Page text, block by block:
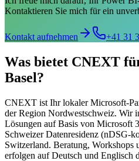
Kontaktieren Sie mich für ein
Kontakt aufnehmen +41 31
Was bietet CNEXT
Basel?
CNEXT ist Ihr lokaler Microsoft-
der Region Nordwestschweiz. Wir
Lösungen auf Basis von Microsoft
Schweizer Datenresidenz (nDSG-
Switzerland. Beratung, Workshops
erfolgen auf Deutsch und Englisch